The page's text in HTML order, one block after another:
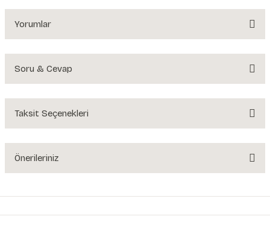
Yorumlar
Soru & Cevap
Ürün hakkında henüz soru sorulmamış.
Taksit Seçenekleri
Önerileriniz
yetersiz gördüğünüz noktaları öneri formunu kullanarak tarafımıza
Görüş ve önerileriniz için teşekkür ederiz.